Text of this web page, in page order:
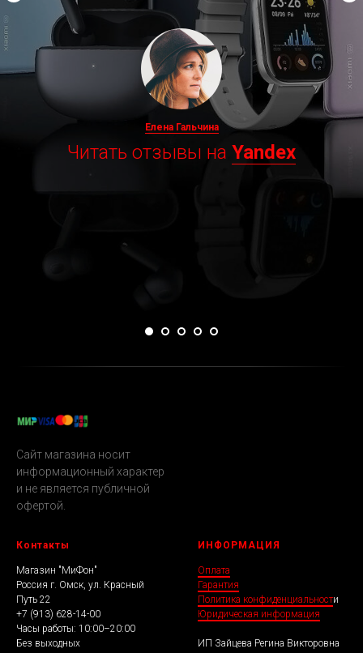
Елена Гальчина
Читать отзывы на Yandex
Сайт магазина носит
информационный характер
и не является публичной
офертой.
Контакты
Магазин "МиФон"
Россия г. Омск, ул. Красный
Путь 22
+7 (913) 628-14-00
Часы работы: 10:00–20:00
Без выходных
ИНФОРМАЦИЯ
Оплата
Гарантия
Политика конфиденциальности
Юридическая информация
ИП Зайцева Регина Викторовна